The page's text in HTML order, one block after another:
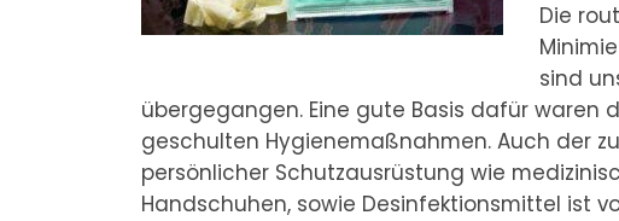
Die
sind
übergegangen. Eine gute Basis dafür
geschulten Hygienemaßnahmen. Auch der
persönlicher Schutzausrüstung wie
Handschuhen, sowie Desinfektionsmittel ist